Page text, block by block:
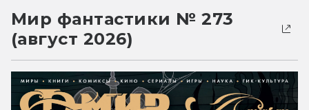
Мир фантастики № 273
(август 2026)